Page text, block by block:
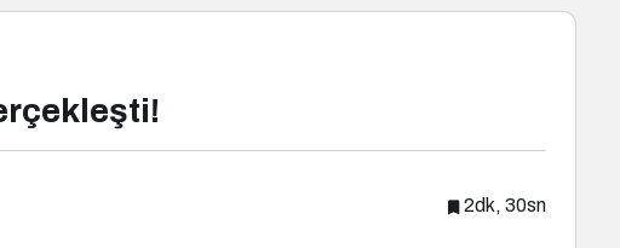
2dk, 30sn